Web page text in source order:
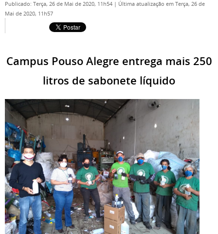
Publicado: Terça, 26 de Mai de 2020, 11h54 | Última atualização em Terça, 26 de
Mai de 2020, 11h57
Campus Pouso Alegre entrega mais 250
litros de sabonete líquido